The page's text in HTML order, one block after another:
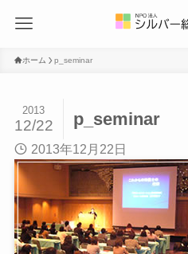
ホーム p_seminar
p_seminar
2013
12/22
2013年12月22日